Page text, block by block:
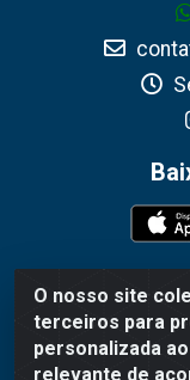
O nosso site
terceiros para
personalizada
relevante de
WR Embalagens
Grogotó -